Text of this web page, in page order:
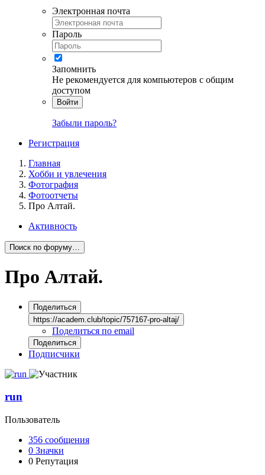
Электронная почта
Пароль
Запомнить
Не рекомендуется для компьютеров с общим
доступом
Войти
Забыли пароль?
Регистрация
Главная
Хобби и увлечения
Фотография
Фотоотчеты
Про Алтай.
Активность
Поиск по форуму…
Про Алтай.
Поделиться
https://academ.club/topic/757167-pro-altaj/
Поделиться по email
Поделиться
Подписчики
run
Пользователь
356 сообщения
0 Значки
0 Репутация